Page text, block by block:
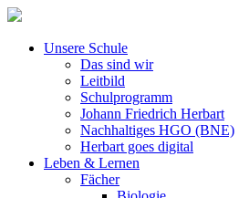
Unsere Schule
Das sind wir
Leitbild
Schulprogramm
Johann Friedrich Herbart
Nachhaltiges HGO (BNE)
Herbart goes digital
Leben & Lernen
Fächer